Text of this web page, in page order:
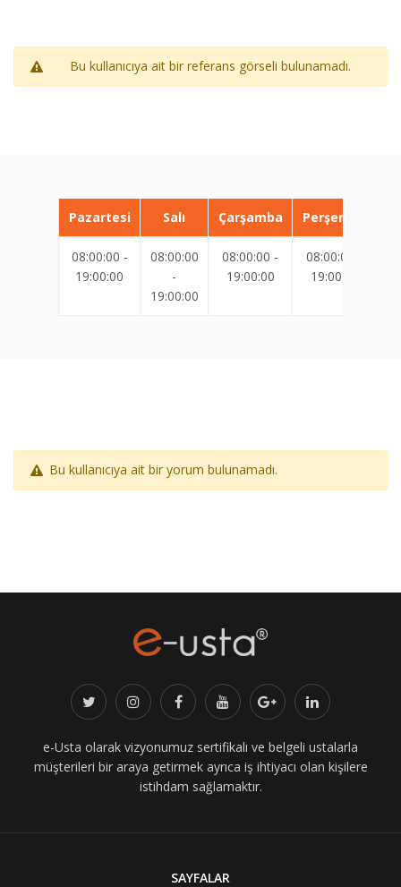
Bu kullanıcıya ait bir referans görseli bulunamadı.
Pazartesi Salı Çarşamba Perşembe
08:00:00 -
19:00:00
08:00:00
-
19:00:00
08:00:00 -
19:00:00
08:00:00 -
19:00:00
Bu kullanıcıya ait bir yorum bulunamadı.
e-Usta olarak vizyonumuz sertifikalı ve belgeli ustalarla
müşterileri bir araya getirmek ayrıca iş ihtiyacı olan kişilere
istihdam sağlamaktır.
SAYFALAR